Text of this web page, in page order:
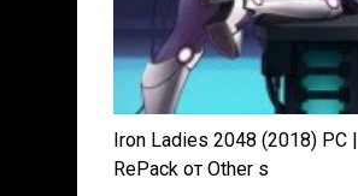
Iron Ladies 2048 (2018) PC |
RePack от Other s